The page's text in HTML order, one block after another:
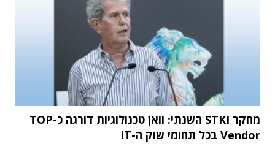
מחקר STKI השנתי: וואן טכנולוגיות דורגה כ-TOP
Vendor בכל תחומי שוק ה-IT